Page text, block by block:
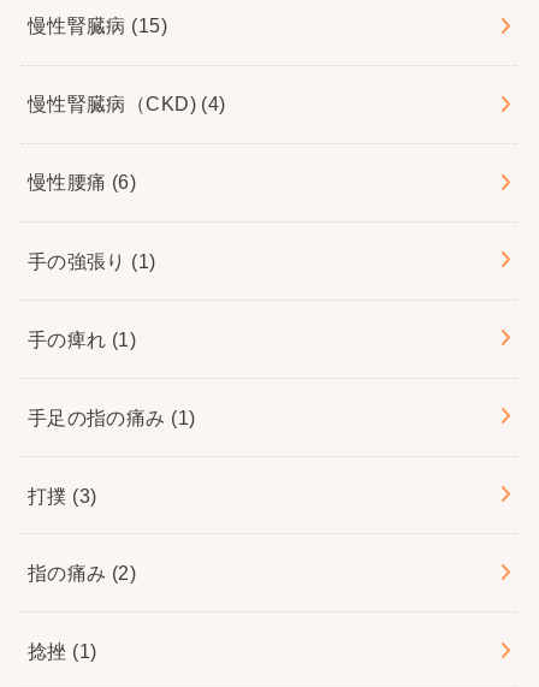
慢性腎臓病 (15)
慢性腎臓病（CKD) (4)
慢性腰痛 (6)
手の強張り (1)
手の痺れ (1)
手足の指の痛み (1)
打撲 (3)
指の痛み (2)
捻挫 (1)